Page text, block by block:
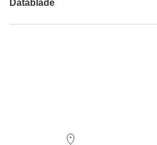
Datablade